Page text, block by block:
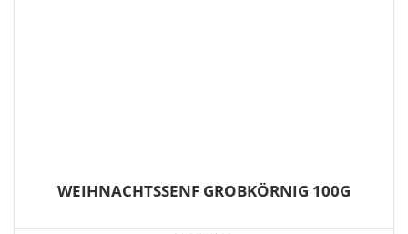
WEIHNACHTSSENF GROBKÖRNIG 100G